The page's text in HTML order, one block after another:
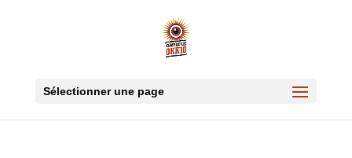
Sélectionner une page